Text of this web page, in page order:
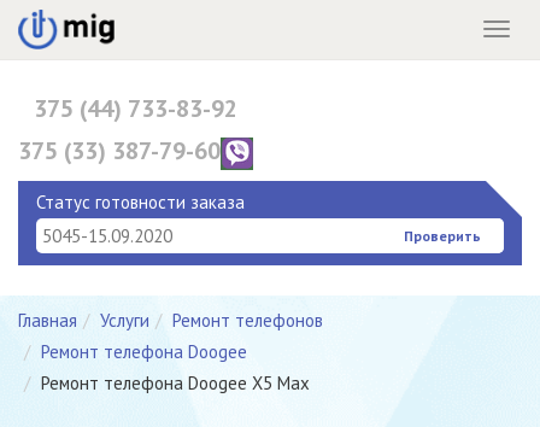
Menu
375 (44) 733-83-92
375 (33) 387-79-60
375 (17) 396-10-82
Статус готовности заказа
Проверить
Главная Услуги
Ремонт телефонов
Ремонт телефона Doogee
Ремонт телефона Doogee X5 Max